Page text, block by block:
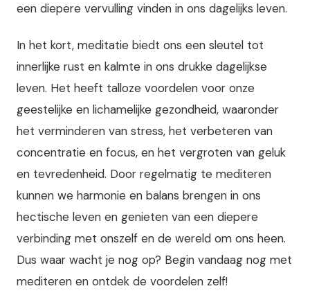
een diepere vervulling vinden in ons dagelijks leven.
In het kort, meditatie biedt ons een sleutel tot
innerlijke rust en kalmte in ons drukke dagelijkse
leven. Het heeft talloze voordelen voor onze
geestelijke en lichamelijke gezondheid, waaronder
het verminderen van stress, het verbeteren van
concentratie en focus, en het vergroten van geluk
en tevredenheid. Door regelmatig te mediteren
kunnen we harmonie en balans brengen in ons
hectische leven en genieten van een diepere
verbinding met onszelf en de wereld om ons heen.
Dus waar wacht je nog op? Begin vandaag nog met
mediteren en ontdek de voordelen zelf!